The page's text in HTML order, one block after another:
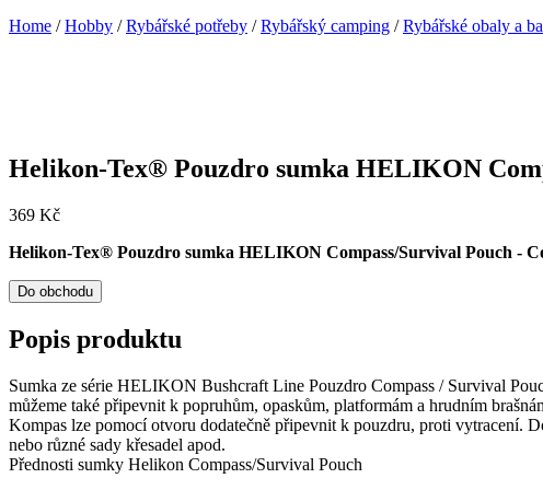
Home /Hobby /Rybářské potřeby /Rybářský camping /Rybářské obaly a
Helikon-Tex® Pouzdro sumka HELIKON
369 Kč
Helikon-Tex® Pouzdro sumka HELIKON Compass/Survival Pouch -
Do obchodu
Popis produktu
Sumka ze série HELIKON Bushcraft Line Pouzdro Compass / Survival
můžeme také připevnit k popruhům, opaskům, platformám a hrudním
Kompas lze pomocí otvoru dodatečně připevnit k pouzdru, proti vytracení.
nebo různé sady křesadel apod.
Přednosti sumky Helikon Compass/Survival Pouch